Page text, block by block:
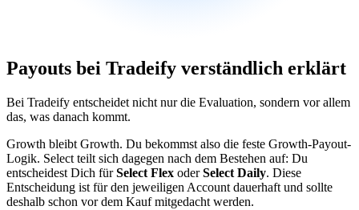
Payouts bei Tradeify verständlich erklärt
Bei Tradeify entscheidet nicht nur die Evaluation, sondern vor allem
das, was danach kommt.
Growth bleibt Growth. Du bekommst also die feste Growth-Payout-
Logik. Select teilt sich dagegen nach dem Bestehen auf: Du
entscheidest Dich fürSelect Flex oderSelect Daily. Diese
Entscheidung ist für den jeweiligen Account dauerhaft und sollte
deshalb schon vor dem Kauf mitgedacht werden.